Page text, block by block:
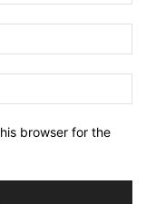
browser for the